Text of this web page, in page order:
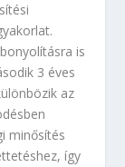
is
3 éves
az
minősítés
így